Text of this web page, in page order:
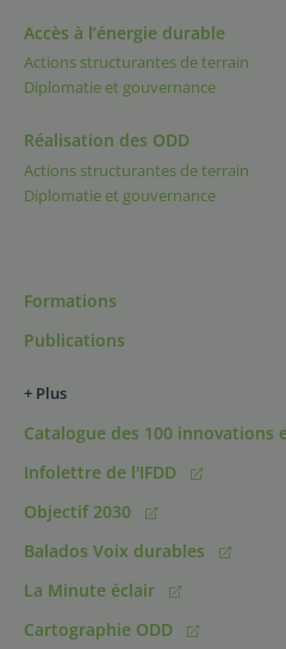
Accès à l’énergie durable
Actions structurantes de terrain
Diplomatie et gouvernance
Réalisation des ODD
Actions structurantes de terrain
Diplomatie et gouvernance
Formations
Publications
+ Plus
Catalogue des 100 innovations
Infolettre de l'IFDD
Objectif 2030
Balados Voix durables
La Minute éclair
Cartographie ODD